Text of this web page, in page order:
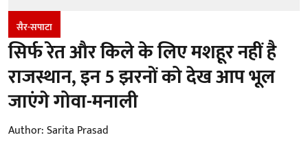
सैर-सपाटा
सिर्फ रेत और किले के लिए मशहूर नहीं है
राजस्थान, इन 5 झरनों को देख आप भूल
जाएंगे गोवा-मनाली
Author:Sarita Prasad